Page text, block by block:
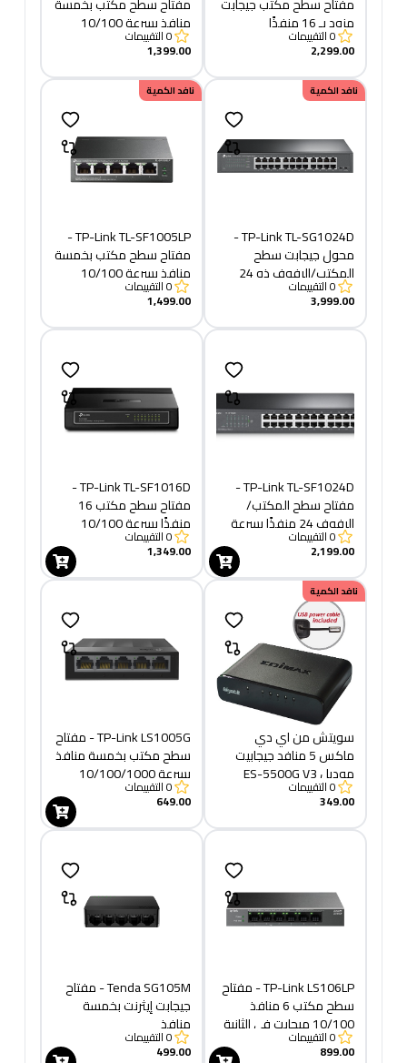
مزود بـ 16 منفذًا
0التقييمات
2,299.00
منافذ بسرعة 10/100
منافذ PoE+
0التقييمات
1,399.00
نافد الكمية
TP-Link TL-SG1024D -
محول جيجابت سطح
المكتب/الرفوف ذو 24
منفذًا
0التقييمات
3,999.00
نافد الكمية
TP-Link TL-SF1005LP -
مفتاح سطح مكتب بخمسة
منافذ بسرعة 10/100
منافذ PoE
0التقييمات
1,499.00
TP-Link TL-SF1024D -
مفتاح سطح المكتب/
الرفوف 24 منفذًا بسرعة
10/100 ميجابت في الثانية
0التقييمات
2,199.00
TP-Link TL-SF1016D -
مفتاح سطح مكتب 16
منفذًا بسرعة 10/100
ميجابت في الثانية
0التقييمات
1,349.00
نافد الكمية
سويتش من اي دي
ماكس 5 منافد جيجابيت
موديل ES-5500G V3
0التقييمات
349.00
TP-Link LS1005G - مفتاح
سطح مكتب بخمسة منافذ
بسرعة 10/100/1000
ميجابت في الثانية
0التقييمات
649.00
TP-Link LS106LP - مفتاح
سطح مكتب 6 منافذ
10/100 ميجابت في الثانية
مع 4 منافذ PoE0التقييمات
899.00
Tenda SG105M - مفتاح
جيجابت إيثرنت بخمسة
منافذ
0التقييمات
499.00